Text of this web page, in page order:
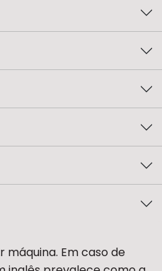
máquina. Em caso de